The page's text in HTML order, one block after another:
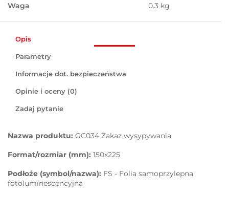
Waga 0.3 kg
Opis
Parametry
Informacje dot. bezpieczeństwa
Opinie i oceny (0)
Zadaj pytanie
Nazwa produktu: GC034 Zakaz wysypywania
Format/rozmiar (mm): 150x225
Podłoże (symbol/nazwa): FS - Folia samoprzylepna
fotoluminescencyjna